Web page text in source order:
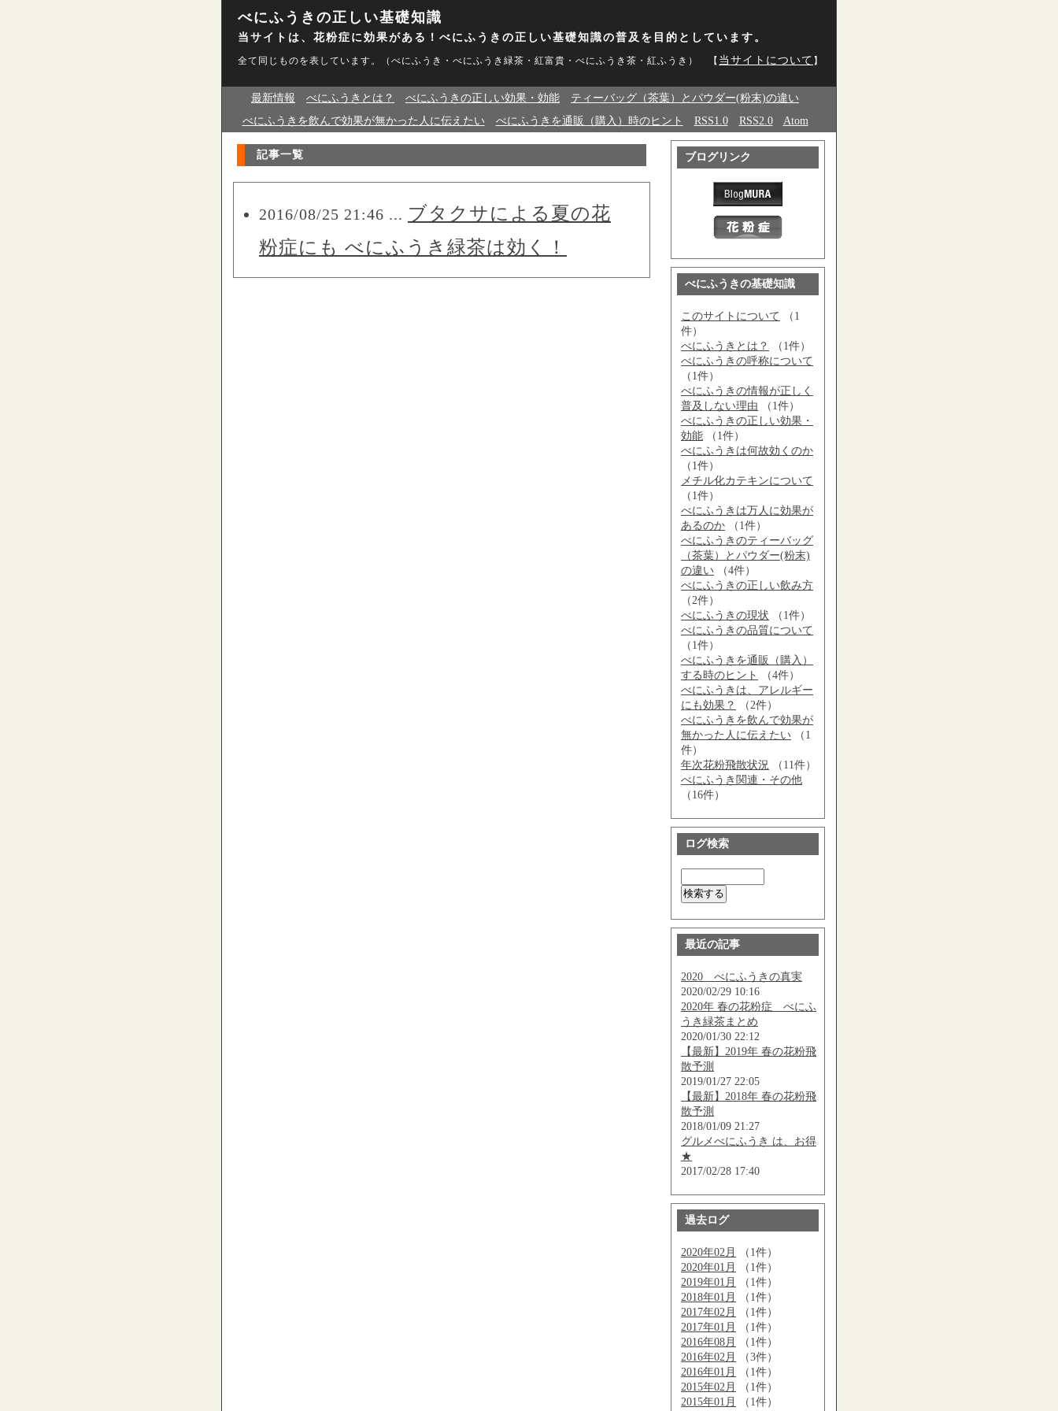
べにふうきの正しい基礎知識
当サイトは、花粉症に効果がある！べにふうきの正しい基礎知識の普及を目的としています。
全て同じものを表しています。（べにふうき・べにふうき緑茶・紅富貴・べにふうき茶・紅ふうき） 【 当サイトについて 】
最新情報 べにふうきとは？ べにふうきの正しい効果・効能
ティーバッグ（茶葉）とパウダー(粉末)の違い
べにふうきを飲んで効果が無かった人に伝えたい
べにふうきを通販（購入）時のヒント RSS1.0 RSS2.0 Atom
記事一覧
2016/08/25 21:46 ... ブタクサによる夏の花
粉症にも べにふうき緑茶は効く！
ブログリンク
べにふうきの基礎知識
このサイトについて
（1
件）
べにふうきとは？
（1件）
べにふうきの呼称について
（1件）
べにふうきの情報が正しく
普及しない理由 （1件）
べにふうきの正しい効果・
効能 （1件）
べにふうきは何故効くのか
（1件）
メチル化カテキンについて
（1件）
べにふうきは万人に効果が
あるのか （1件）
べにふうきのティーバッグ
（茶葉）とパウダー(粉末)
の違い （4件）
べにふうきの正しい飲み方
（2件）
べにふうきの現状 （1件）
べにふうきの品質について
（1件）
べにふうきを通販（購入）
する時のヒント
（4件）
べにふうきは、アレルギー
にも効果？
（2件）
べにふうきを飲んで効果が
無かった人に伝えたい （1
件）
年次花粉飛散状況 （11件）
べにふうき関連・その他
（16件）
ログ検索
最近の記事
2020 べにふうきの真実
2020/02/29 10:16
2020年 春の花粉症 べにふ
うき緑茶まとめ
2020/01/30 22:12
【最新】2019年 春の花粉飛
散予測
2019/01/27 22:05
【最新】2018年 春の花粉飛
散予測
2018/01/09 21:27
グルメべにふうき は、お得
★
2017/02/28 17:40
過去ログ
2020年02月
（1件）
2020年01月
（1件）
2019年01月
（1件）
2018年01月
（1件）
2017年02月
（1件）
2017年01月
（1件）
2016年08月
（1件）
2016年02月
（3件）
2016年01月
（1件）
2015年02月
（1件）
2015年01月
（1件）